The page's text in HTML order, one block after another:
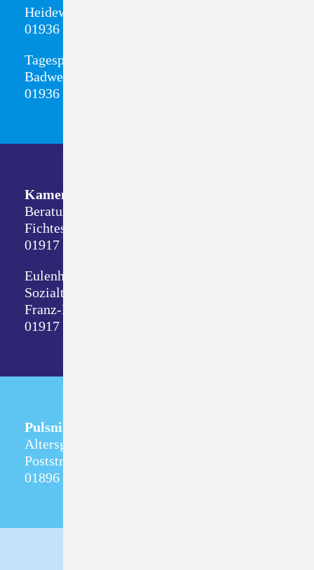
Heideweg 8
01936 Königsbrück
Tagespflege
Badweg 13
01936 Königsbrück
Kamenz
Beratungsdienste
Fichtestraße 8
01917 Kamenz
Eulenhof
Sozialtherapeutische Wohnstätte
Franz-Mehring-Straße 1
01917 Kamenz
Pulsnitz
Altersgerechtes Wohnen
Poststraße 5
01896 Pulsnitz